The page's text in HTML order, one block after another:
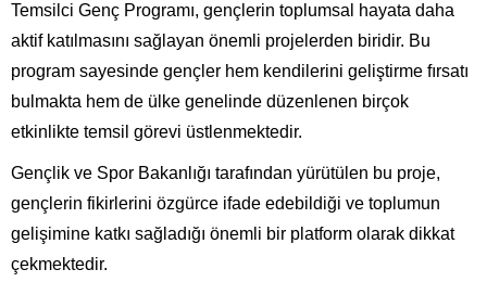
Temsilci Genç Programı, gençlerin toplumsal hayata daha
aktif katılmasını sağlayan önemli projelerden biridir. Bu
program sayesinde gençler hem kendilerini geliştirme fırsatı
bulmakta hem de ülke genelinde düzenlenen birçok
etkinlikte temsil görevi üstlenmektedir.
Gençlik ve Spor Bakanlığı tarafından yürütülen bu proje,
gençlerin fikirlerini özgürce ifade edebildiği ve toplumun
gelişimine katkı sağladığı önemli bir platform olarak dikkat
çekmektedir.